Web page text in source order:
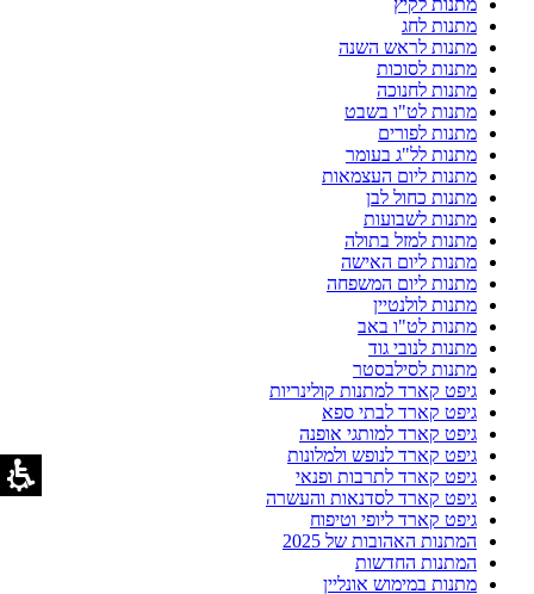
מתנות לקיץ
מתנות לחג
מתנות לראש השנה
מתנות לסוכות
מתנות לחנוכה
מתנות לט"ו בשבט
מתנות לפורים
מתנות לל"ג בעומר
מתנות ליום העצמאות
מתנות כחול לבן
מתנות לשבועות
מתנות למזל בתולה
מתנות ליום האישה
מתנות ליום המשפחה
מתנות לולנטיין
מתנות לט"ו באב
מתנות לנובי גוד
מתנות לסילבסטר
גיפט קארד למתנות קולינריות
גיפט קארד לבתי ספא
גיפט קארד למותגי אופנה
גיפט קארד לנופש ולמלונות
גיפט קארד לתרבות ופנאי
גיפט קארד לסדנאות והעשרה
גיפט קארד ליופי וטיפוח
המתנות האהובות של 2025
המתנות החדשות
מתנות במימוש אונליין